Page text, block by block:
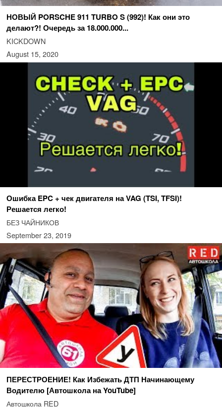
НОВЫЙ PORSCHE 911 TURBO S (992)! Как они это
делают?! Очередь за 18.000.000...
KICKDOWN
August 15, 2020
Ошибка EPC + чек двигателя на VAG (TSI, TFSI)!
Решается легко!
БЕЗ ЧАЙНИКОВ
September 23, 2019
ПЕРЕСТРОЕНИЕ! Как Избежать ДТП Начинающему
Водителю [Автошкола на YouTube]
Автошкола RED